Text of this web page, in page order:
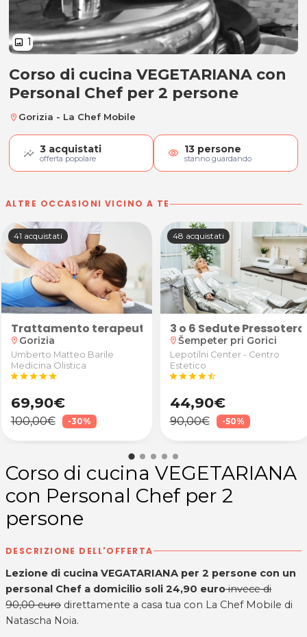
image 1
Corso di cucina VEGETARIANA
Corso di cucina VEGETARIANA con
Personal Chef per 2 persone
location_on Gorizia - La Chef Mobile
3 acquistati
offerta popolare visibility 13 persone
stanno guardando
ALTRE OCCASIONI VICINO A TE
3 shampoo
41 acquistati
location_on Gorizia
Umberto Matteo Barile
Medicina Olistica
starstarstarstarstar
69,90€
100,00€ -30%
48 acquistati
3 o 6 Sedute
location_on Šempeter pri Gorici
Lepotilni Center - Centro
Estetico
starstarstarstarstar_half
44,90€
90,00€ -50%
Corso di cucina VEGETARIANA
con Personal Chef per 2
persone
DESCRIZIONE DELL'OFFERTA
Lezione di cucina VEGATARIANA per 2 persone con un
personal Chef a domicilio soli 24,90 euroinvece di
90,00 euro direttamente a casa tua con La Chef Mobile di
Natascha Noia.